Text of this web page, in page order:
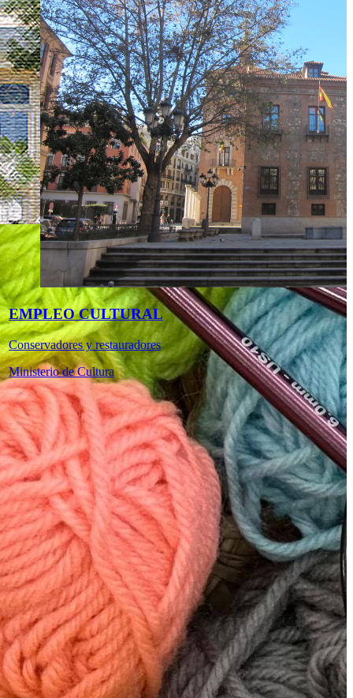
EMPLEO CULTURAL
Conservadores y restauradores
Ministerio de Cultura